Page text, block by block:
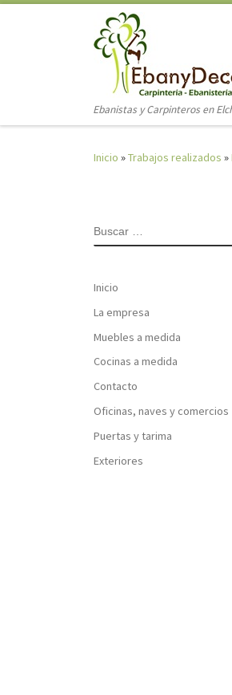
Saltar al contenido
Ebanistas y Carpinteros en
Inicio »Trabajos realizados »
BUSCAR
Inicio
La empresa
Muebles a medida
Cocinas a medida
Contacto
Oficinas, naves y comercios
Puertas y tarima
Exteriores